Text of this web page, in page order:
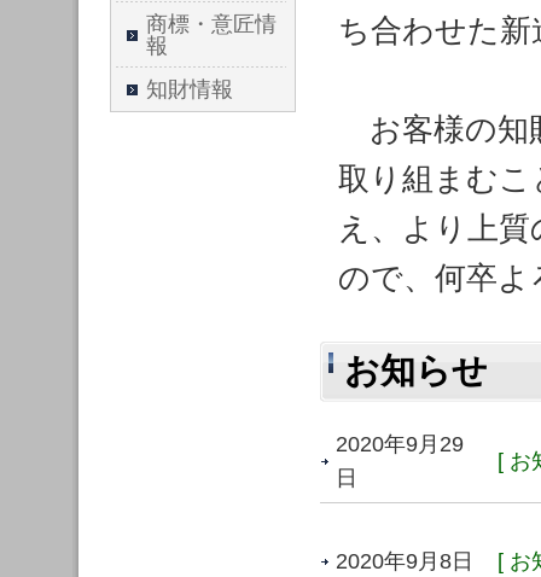
ち合わせた
お客様の知
取り組まむこ
え、より上
ので、何卒
お知らせ
2020年9月29
日
[ お
2020年9月8日 [ お
商標・意匠情
報
知財情報